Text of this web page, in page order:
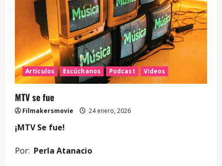
Artículos Escúchanos Podcast Videos
MTV se fue
Filmakersmovie 24 enero, 2026
¡MTV Se fue!
Por: Perla Atanacio